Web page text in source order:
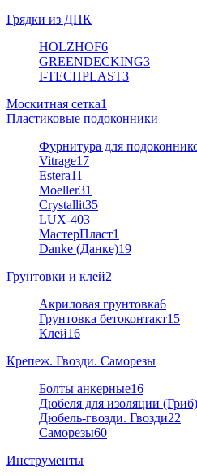
Грядки из ДПК
HOLZHOF6
GREENDECKING3
I-TECHPLAST3
Москитная сетка1
Пластиковые подоконники
Фурнитура для
Vitrage17
Estera11
Moeller31
Crystallit35
LUX-403
МастерПласт1
Danke (Данке)19
Грунтовки и клей2
Акриловая грунтовка6
Грунтовка бетоконтакт15
Клей16
Крепеж. Гвозди. Саморезы
Болты анкерные16
Дюбеля для изоляции (Гриб)
Дюбель-гвозди. Гвозди22
Саморезы60
Инструменты